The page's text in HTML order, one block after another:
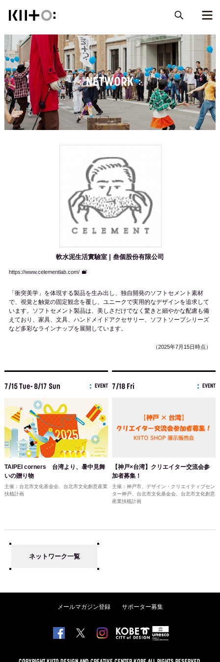
NETWORK
軟水泥生活實驗室 | 叁個股份有限公司
https://www.celementlab.com/
「衝突美学」を体現する製品を生み出し、独自開発のソフトセメント素材
で、視覚と触覚の固定観念を覆し、ユニークで実用的なデザインを追求して
います。ソフトセメント製品は、美しさだけでなく驚きと細やかな配慮も備
えており、家具、文具、ハンドメイドアクセサリー、ソフトソープシリーズ
など多彩なラインナップを展開しています。
（2025年7月15日時点）
7/15 Tue- 8/17 Sun EVENT
TAIPEI corners 台湾より、暑中見舞
いの贈り物
主催：台北市文化基金会、台北市文化創意産業
扶植計画
7/18 Fri EVENT
【神戸×台湾】クリエイター交流会参
加者募集！
主催：神戸市、デザイン・クリエイティブセン
ター神戸、台北市文化基金会、台北市文化創意
産業扶植計画
ネットワーク一覧
メールマガジン登録 サポーター募集